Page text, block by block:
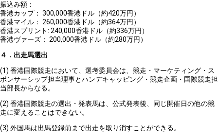
振込み額：
香港カップ： 300,000香港ドル（約420万円）
香港マイル： 260,000香港ドル（約364万円）
香港スプリント: 240,000香港ドル（約336万円）
香港ヴァーズ： 200,000香港ドル（約280万円）
４．出走馬選出
(1) 香港国際競走において、選考委員会は、競走・マーケティング・ス
ポンサーシップ担当理事とハンデキャッピング・競走企画・国際競走担
当部長からなる。
(2) 香港国際競走の選出・発表馬は、公式発表後、同じ開催日の他の競
走に変えることはできない。
(3) 外国馬は出馬登録前まで出走を取り消すことができる。